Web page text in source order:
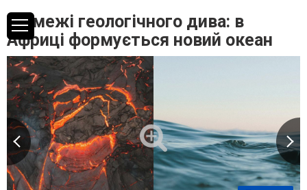
На межі геологічного дива: в
Африці формується новий океан